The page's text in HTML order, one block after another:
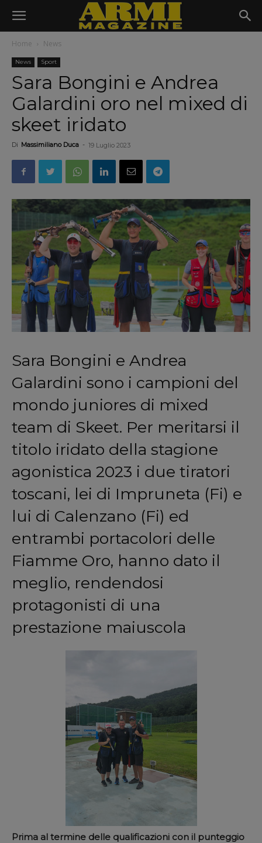
Home News
News Sport
Sara Bongini e Andrea
Galardini oro nel mixed di
skeet iridato
Di Massimiliano Duca - 19 Luglio 2023
Sara Bongini e Andrea
Galardini sono i campioni del
mondo juniores di mixed
team di Skeet. Per meritarsi il
titolo iridato della stagione
agonistica 2023 i due tiratori
toscani, lei di Impruneta (Fi) e
lui di Calenzano (Fi) ed
entrambi portacolori delle
Fiamme Oro, hanno dato il
meglio, rendendosi
protagonisti di una
prestazione maiuscola
Prima al termine delle qualificazioni con il punteggio